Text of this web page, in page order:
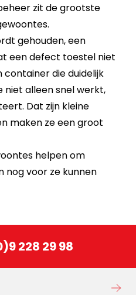
zit de grootste
gehouden, een
een defect toestel niet
die duidelijk
niet alleen snel werkt,
Dat zijn kleine
maken ze een groot
helpen om
nog voor ze kunnen
228 29 98